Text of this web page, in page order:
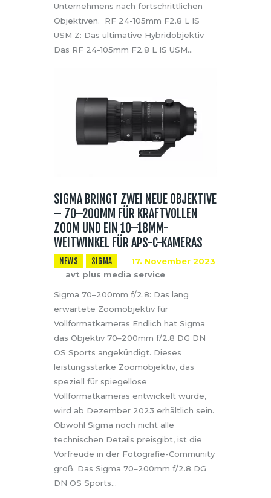
Unternehmens nach fortschrittlichen
Objektiven. RF 24-105mm F2.8 L IS
USM Z: Das ultimative Hybridobjektiv
Das RF 24-105mm F2.8 L IS USM…
SIGMA BRINGT ZWEI NEUE OBJEKTIVE
– 70–200MM FÜR KRAFTVOLLEN
ZOOM UND EIN 10–18MM-
WEITWINKEL FÜR APS-C-KAMERAS
NEWS SIGMA
17. November 2023
avt plus media service
Sigma 70–200mm f/2.8: Das lang
erwartete Zoomobjektiv für
Vollformatkameras Endlich hat Sigma
das Objektiv 70–200mm f/2.8 DG DN
OS Sports angekündigt. Dieses
leistungsstarke Zoomobjektiv, das
speziell für spiegellose
Vollformatkameras entwickelt wurde,
wird ab Dezember 2023 erhältlich sein.
Obwohl Sigma noch nicht alle
technischen Details preisgibt, ist die
Vorfreude in der Fotografie-Community
groß. Das Sigma 70–200mm f/2.8 DG
DN OS Sports…